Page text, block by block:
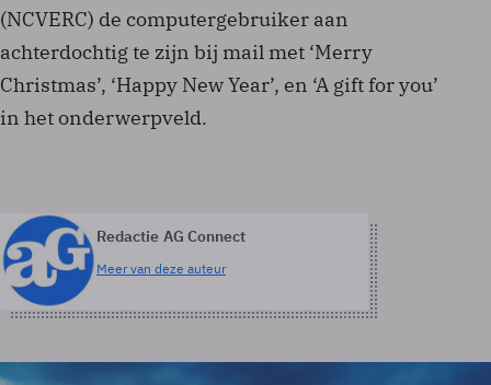
(NCVERC) de computergebruiker aan
achterdochtig te zijn bij mail met ‘Merry
Christmas’, ‘Happy New Year’, en ‘A gift for you’
in het onderwerpveld.
Redactie AG Connect
Meer van deze auteur